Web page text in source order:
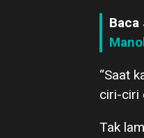
Baca
“Saat
ciri-ciri
Tak